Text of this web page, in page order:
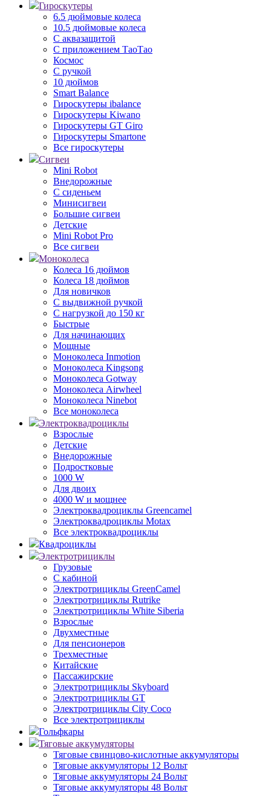
Гироскутеры
6.5 дюймовые колеса
10.5 дюймовые колеса
С аквазащитой
С приложением ТаоТао
Космос
С ручкой
10 дюймов
Smart Balance
Гироскутеры ibalance
Гироскутеры Kiwano
Гироскутеры GT Giro
Гироскутеры Smartone
Все гироскутеры
Сигвеи
Mini Robot
Внедорожные
С сиденьем
Минисигвеи
Большие сигвеи
Детские
Mini Robot Pro
Все сигвеи
Моноколеса
Колеса 16 дюймов
Колеса 18 дюймов
Для новичков
С выдвижной ручкой
С нагрузкой до 150 кг
Быстрые
Для начинающих
Мощные
Моноколеса Inmotion
Моноколеса Kingsong
Моноколеса Gotway
Моноколеса Airwheel
Моноколеса Ninebot
Все моноколеса
Электроквадроциклы
Взрослые
Детские
Внедорожные
Подростковые
1000 W
Для двоих
4000 W и мощнее
Электроквадроциклы Greencamel
Электроквадроциклы Motax
Все электроквадроциклы
Квадроциклы
Электротрициклы
Грузовые
С кабиной
Электротрициклы GreenCamel
Электротрициклы Rutrike
Электротрициклы White Siberia
Взрослые
Двухместные
Для пенсионеров
Трехместные
Китайские
Пассажирские
Электротрициклы Skyboard
Электротрициклы GT
Электротрициклы City Coco
Все электротрициклы
Гольфкары
Тяговые аккумуляторы
Тяговые свинцово-кислотные аккумуляторы
Тяговые аккумуляторы 12 Вольт
Тяговые аккумуляторы 24 Вольт
Тяговые аккумуляторы 48 Вольт